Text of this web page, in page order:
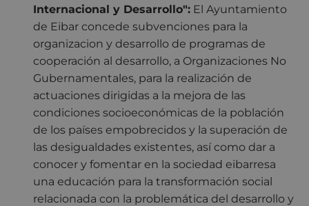
Internacional y Desarrollo": El Ayuntamiento
de Eibar concede subvenciones para la
organizacion y desarrollo de programas de
cooperación al desarrollo, a Organizaciones No
Gubernamentales, para la realización de
actuaciones dirigidas a la mejora de las
condiciones socioeconómicas de la población
de los países empobrecidos y la superación de
las desigualdades existentes, así como dar a
conocer y fomentar en la sociedad eibarresa
una educación para la transformación social
relacionada con la problemática del desarrollo y